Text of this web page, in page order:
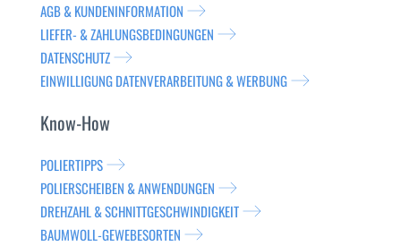
AGB & KUNDENINFORMATION
LIEFER- & ZAHLUNGSBEDINGUNGEN
DATENSCHUTZ
EINWILLIGUNG DATENVERARBEITUNG & WERBUNG
Know-How
POLIERTIPPS
POLIERSCHEIBEN & ANWENDUNGEN
DREHZAHL & SCHNITTGESCHWINDIGKEIT
BAUMWOLL-GEWEBESORTEN